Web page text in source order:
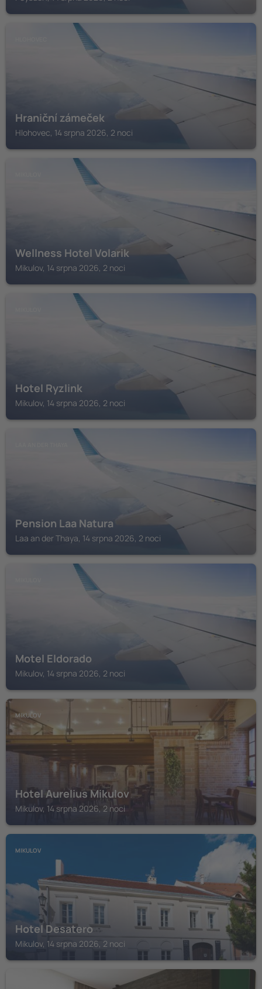
Hraniční zámeček
Hlohovec, 14 srpna 2026, 2 noci
Wellness Hotel Volarik
Mikulov, 14 srpna 2026, 2 noci
Hotel Ryzlink
Mikulov, 14 srpna 2026, 2 noci
Pension Laa Natura
Laa an der Thaya, 14 srpna 2026, 2 noci
Motel Eldorado
Mikulov, 14 srpna 2026, 2 noci
MIKULOV
Hotel Aurelius Mikulov
Mikulov, 14 srpna 2026, 2 noci
MIKULOV
Hotel Desatero
Mikulov, 14 srpna 2026, 2 noci